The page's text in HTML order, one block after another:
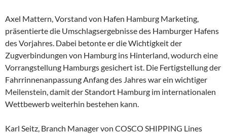
Axel Mattern, Vorstand von Hafen Hamburg Marketing,
präsentierte die Umschlagsergebnisse des Hamburger Hafens
des Vorjahres. Dabei betonte er die Wichtigkeit der
Zugverbindungen von Hamburg ins Hinterland, wodurch eine
Vorrangstellung Hamburgs gesichert ist. Die Fertigstellung der
Fahrrinnenanpassung Anfang des Jahres war ein wichtiger
Meilenstein, damit der Standort Hamburg im internationalen
Wettbewerb weiterhin bestehen kann.
Karl Seitz, Branch Manager von COSCO SHIPPING Lines